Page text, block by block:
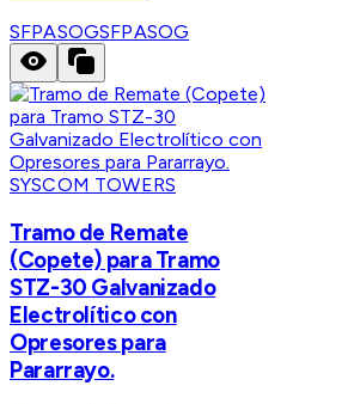
SFPASOGSFPASOG
SYSCOM TOWERS
Tramo de Remate
(Copete) para Tramo
STZ-30 Galvanizado
Electrolítico con
Opresores para
Pararrayo.